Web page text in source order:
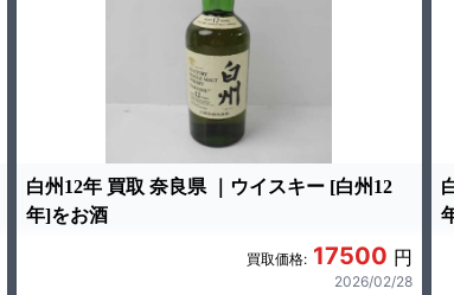
白州12年 買取 奈良県 ｜ウイスキー [白州12
年]をお酒
買取価格: 17500 円
2026/02/28